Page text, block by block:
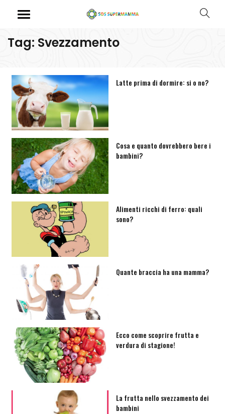
Tag: Svezzamento
Latte prima di dormire: si o no?
Cosa e quanto dovrebbero bere i
bambini?
Alimenti ricchi di ferro: quali
sono?
Quante braccia ha una mamma?
Ecco come scoprire frutta e
verdura di stagione!
La frutta nello svezzamento dei
bambini